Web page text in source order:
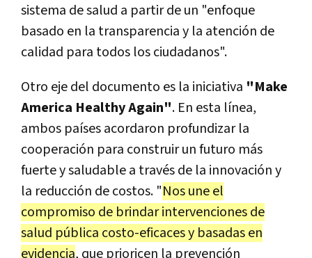
sistema de salud a partir de un "enfoque
basado en la transparencia y la atención de
calidad para todos los ciudadanos".
Otro eje del documento es la iniciativa "Make
America Healthy Again". En esta línea,
ambos países acordaron profundizar la
cooperación para construir un futuro más
fuerte y saludable a través de la innovación y
la reducción de costos. "Nos une el
compromiso de brindar intervenciones de
salud pública costo-eficaces y basadas en
evidencia, que prioricen la prevención